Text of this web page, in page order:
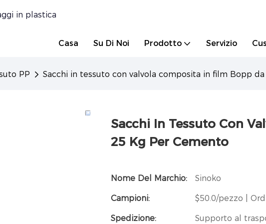
in plastica
Casa Su Di Noi Prodotto Servizio
PP Sacchi in tessuto con valvola composita in film Bopp
Sacchi In Tessuto Con
25 Kg Per Cemento
Nome Del Marchio: Sinoko
Campioni: $50.0/pezzo |
Spedizione: Supporto al